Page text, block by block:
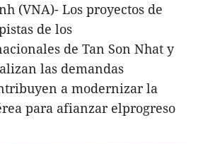
(VNA)- Los proyectos de
de los
de Tan Son Nhat y
las demandas
a modernizar la
para afianzar elprogreso